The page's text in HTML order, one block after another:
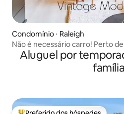
Condomínio ⋅ Raleigh
Não é necessário carro! Perto de
VintageModPad
Aluguel por